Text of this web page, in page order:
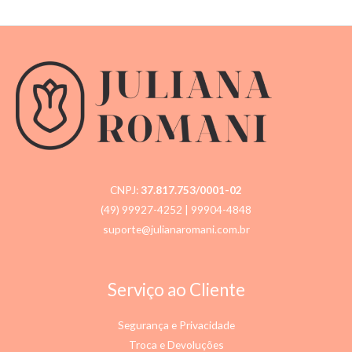
CNPJ: 37.817.753/0001-02
(49) 99927-4252 | 99904-4848
suporte@julianaromani.com.br
Serviço ao Cliente
Segurança e Privacidade
Troca e Devoluções